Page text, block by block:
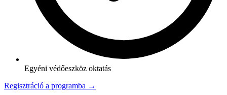
Egyéni védőeszköz oktatás
Regisztráció a programba →